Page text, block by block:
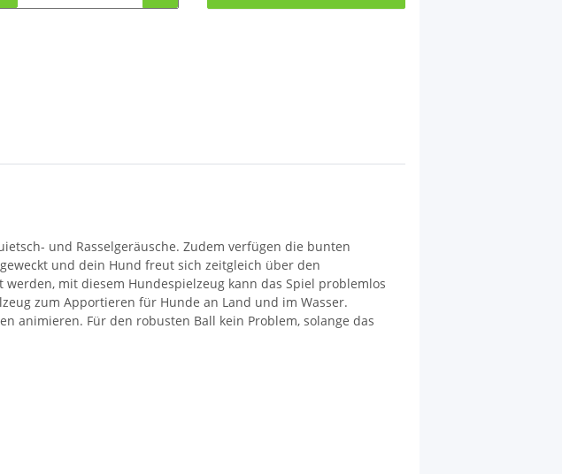
und Rasselgeräusche. Zudem verfügen die bunten
und dein Hund freut sich zeitgleich über den
mit diesem Hundespielzeug kann das Spiel problemlos
zum Apportieren für Hunde an Land und im Wasser.
animieren. Für den robusten Ball kein Problem, solange das